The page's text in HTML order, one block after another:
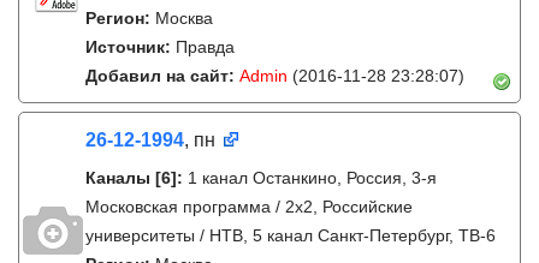
Регион: Москва
Источник: Правда
Добавил на сайт: Admin (2016-11-28 23:28:07)
26-12-1994, пн
Каналы [6]: 1 канал Останкино, Россия, 3-я
Московская программа / 2x2, Российские
университеты / НТВ, 5 канал Санкт-Петербург, ТВ-6